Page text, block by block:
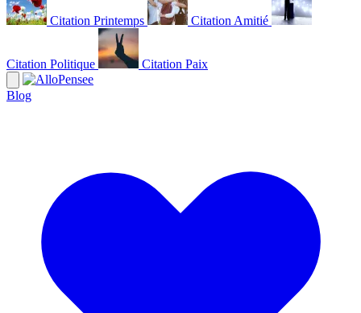
Citation Printemps Citation Amitié
Citation Politique Citation Paix
Blog